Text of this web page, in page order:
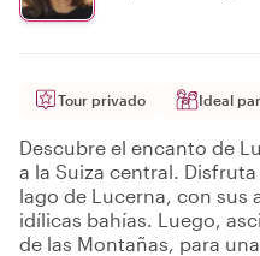
Tour privado Ideal
Descubre el encanto de
a la Suiza central.
lago de Lucerna, con sus
idílicas bahías. Luego,
de las Montañas, para